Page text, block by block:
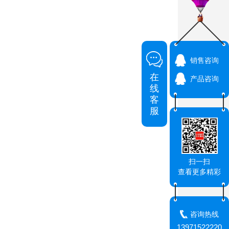
销售咨询
产品咨询
扫一扫
查看更多精彩
咨询热线
13971522220
在
线
客
服